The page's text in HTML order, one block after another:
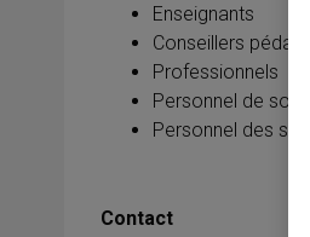
Enseignants
Conseillers
Professionnels
Personnel de
Personnel des
Contact